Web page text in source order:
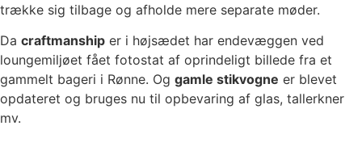
trække sig tilbage og afholde mere separate møder.
Da craftmanship er i højsædet har endevæggen ved
loungemiljøet fået fotostat af oprindeligt billede fra et
gammelt bageri i Rønne. Og gamle stikvogne er blevet
opdateret og bruges nu til opbevaring af glas, tallerkner
mv.